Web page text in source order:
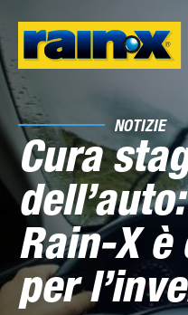
NOTIZIE
Cura
Rain-X è
per